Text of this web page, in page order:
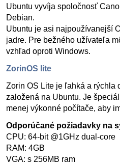
Ubuntu vyvíja spoločnosť
Debian.
Ubuntu je asi najpoužívanejší
jadre. Pre bežného užívateľa
vzhľad oproti Windows.
ZorinOS lite
Zorin OS Lite je ľahká a rýchla
založená na Ubuntu. Je
menej výkonné počítače, aby
Odporúčané požiadavky na
CPU: 64-bit @1GHz dual-core
RAM: 4GB
VGA: s 256MB ram